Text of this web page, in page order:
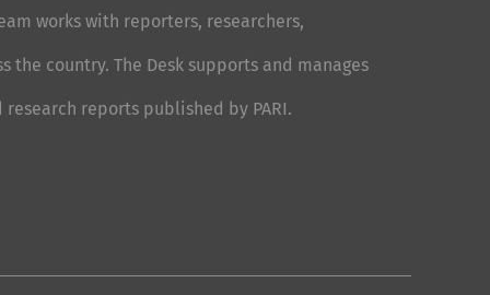
works with reporters, researchers,
country. The Desk supports and manages
reports published by PARI.